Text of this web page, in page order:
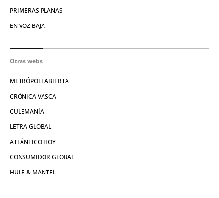
PRIMERAS PLANAS
EN VOZ BAJA
Otras webs
METRÓPOLI ABIERTA
CRÓNICA VASCA
CULEMANÍA
LETRA GLOBAL
ATLÁNTICO HOY
CONSUMIDOR GLOBAL
HULE & MANTEL